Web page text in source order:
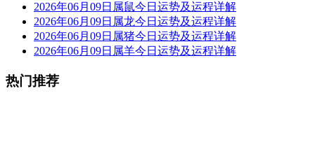
2026年06月09日属鼠今日运势及运程详解
2026年06月09日属龙今日运势及运程详解
2026年06月09日属猪今日运势及运程详解
2026年06月09日属羊今日运势及运程详解
热门推荐